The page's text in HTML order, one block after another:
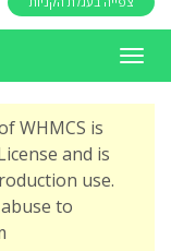
ה
פ
WHMCS is
and is
use.
to